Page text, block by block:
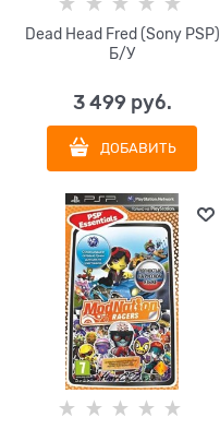
Dead Head Fred (Sony PSP)
Б/У
3 499 руб.
ДОБАВИТЬ